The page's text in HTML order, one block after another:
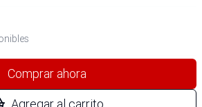
Comprar ahora